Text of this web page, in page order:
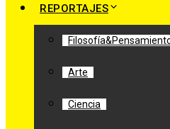
REPORTAJES
Arte
Ciencia